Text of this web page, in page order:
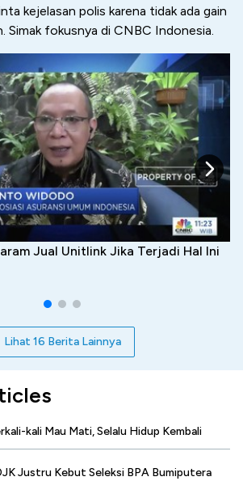
kejelasan polis karena tidak ada gain
Simak fokusnya di CNBC Indonesia.
Jual Unitlink Jika Terjadi Hal Ini
Lihat 16 Berita Lainnya
kali Mau Mati, Selalu Hidup Kembali
Justru Kebut Seleksi BPA Bumiputera